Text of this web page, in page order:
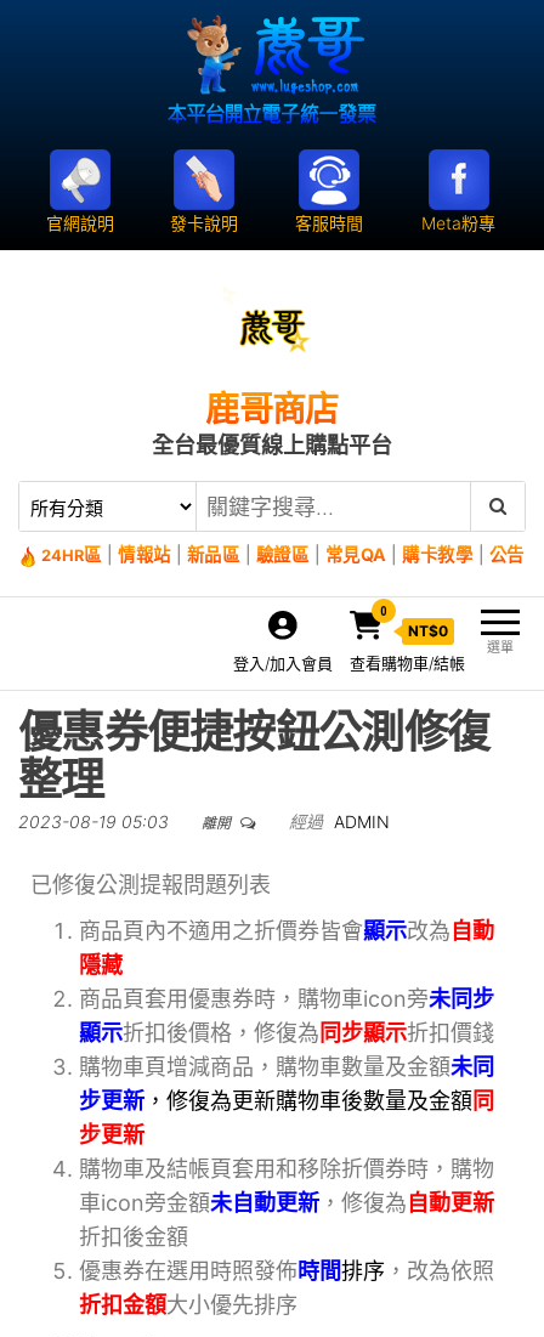
官網說明 發卡說明 客服時間 Meta粉專
鹿哥商店
全台最優質線上購點平台
24HR區 情報站| 新品區 驗證區 常見QA 購卡教學 公告
選單
0
NT$0
查看購物車/結帳
登入/加入會員
優惠券便捷按鈕公測修復
整理
2023-08-19 05:03 離開 經過 ADMIN
已修復公測提報問題列表
商品頁內不適用之折價券皆會顯示改為自動
隱藏
商品頁套用優惠券時，購物車icon旁未同步
顯示折扣後價格，修復為同步顯示折扣價錢
購物車頁增減商品，購物車數量及金額未同
步更新 ，修復為更新購物車後數量及金額同
步更新
購物車及結帳頁套用和移除折價券時，購物
車icon旁金額未自動更新 ，修復為自動更新
折扣後金額
優惠券在選用時照發佈時間排序 ，改為依照
折扣金額大小優先排序